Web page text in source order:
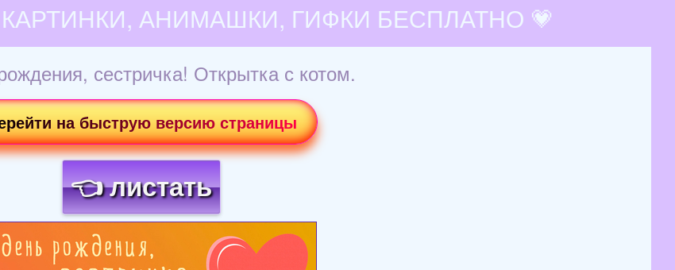
АНИМАШКИ, ГИФКИ БЕСПЛАТНО 💗
сестричка! Открытка с котом.
на быструю версию страницы
👈 листать
Загрузка картинки...